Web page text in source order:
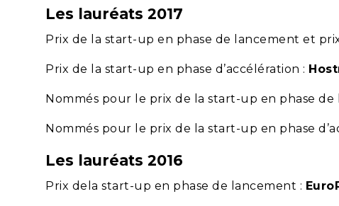
Les lauréats 2017
Prix de la start-up en phase de lancement et
Prix de la start-up en phase d’accélération :
Nommés pour le prix de la start-up en phase de
Nommés pour le prix de la start-up en phase
Les lauréats 2016
Prix dela start-up en phase de lancement :